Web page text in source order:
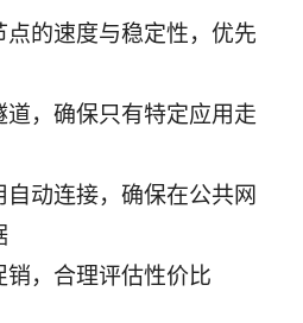
的速度与稳定性，优先
，确保只有特定应用走
动连接，确保在公共网
，合理评估性价比